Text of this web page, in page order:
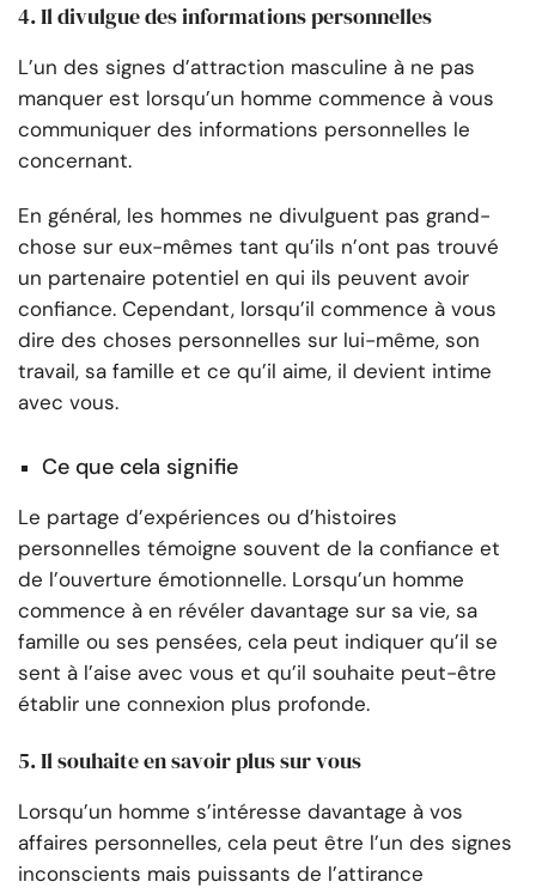
4. Il divulgue des informations personnelles
L’un des signes d’attraction masculine à ne pas
manquer est lorsqu’un homme commence à vous
communiquer des informations personnelles le
concernant.
En général, les hommes ne divulguent pas grand-
chose sur eux-mêmes tant qu’ils n’ont pas trouvé
un partenaire potentiel en qui ils peuvent avoir
confiance. Cependant, lorsqu’il commence à vous
dire des choses personnelles sur lui-même, son
travail, sa famille et ce qu’il aime, il devient intime
avec vous.
Ce que cela signifie
Le partage d’expériences ou d’histoires
personnelles témoigne souvent de la confiance et
de l’ouverture émotionnelle. Lorsqu’un homme
commence à en révéler davantage sur sa vie, sa
famille ou ses pensées, cela peut indiquer qu’il se
sent à l’aise avec vous et qu’il souhaite peut-être
établir une connexion plus profonde.
5. Il souhaite en savoir plus sur vous
Lorsqu’un homme s’intéresse davantage à vos
affaires personnelles, cela peut être l’un des signes
inconscients mais puissants de l’attirance